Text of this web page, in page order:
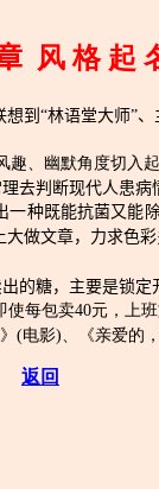
风 格 起
到“林语堂大师
趣、幽默角度切入
判断现代人患
一种既能抗菌又能
做文章，力求色彩
的糖，主要是锁
使每包卖40元，上
(电影)、《亲爱的
返回